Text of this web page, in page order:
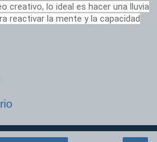
creativo, lo ideal es hacer una lluvia
reactivar la mente y la capacidad